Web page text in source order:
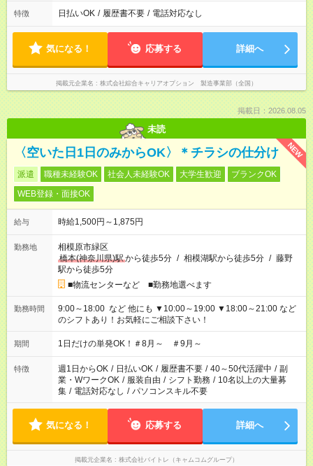
特徴 日払いOK / 履歴書不要 / 電話対応なし
気になる！ 応募する 詳細へ
掲載元企業名 株式会社綜合キャリアオプション 製造事業部（全国）
掲載日：2026.08.05
未読
NEW
〈空いた日1日のみからOK〉＊チラシの仕分け
派遣 職種未経験OK 社会人未経験OK 大学生歓迎
ブランクOK
WEB登録・面接OK
給与 時給1,500円～1,875円
勤務地
相模原市緑区
橋本(神奈川県)駅から徒歩5分 / 相模湖駅から徒歩5分 / 藤野
駅から徒歩5分
■物流センターなど ■勤務地選べます
勤務時間
9:00～18:00 など 他にも ▼10:00～19:00 ▼18:00～21:00 など
のシフトあり！お気軽にご相談下さい！
期間 1日だけの単発OK！＃8月～ ＃9月～
特徴 週1日からOK / 日払いOK / 履歴書不要 / 40～50代活躍中 / 副
業・WワークOK / 服装自由 / シフト勤務 / 10名以上の大量募
集 / 電話対応なし / パソコンスキル不要
気になる！ 応募する 詳細へ
掲載元企業名 株式会社バイトレ（キャムコムグループ）